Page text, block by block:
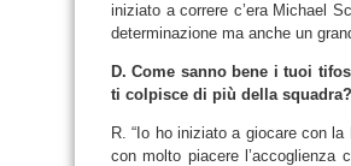
iniziato a correre c’era Michael
determinazione ma anche un
D. Come sanno bene i tuoi
ti colpisce di più della squadra?
R. “Io ho iniziato a giocare con
con molto piacere